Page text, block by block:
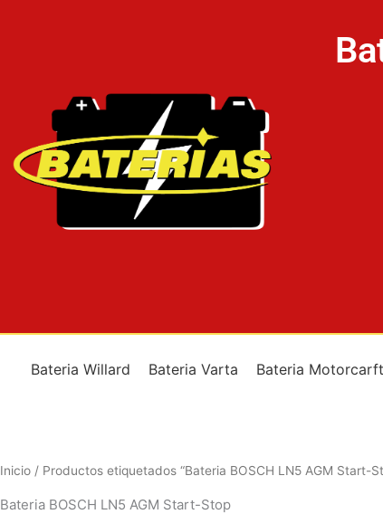
Bateria Willard Bateria Varta Bateria Motorcarft
Inicio / Productos etiquetados “Bateria BOSCH LN5 AGM Start-
Bateria BOSCH LN5 AGM Start-Stop